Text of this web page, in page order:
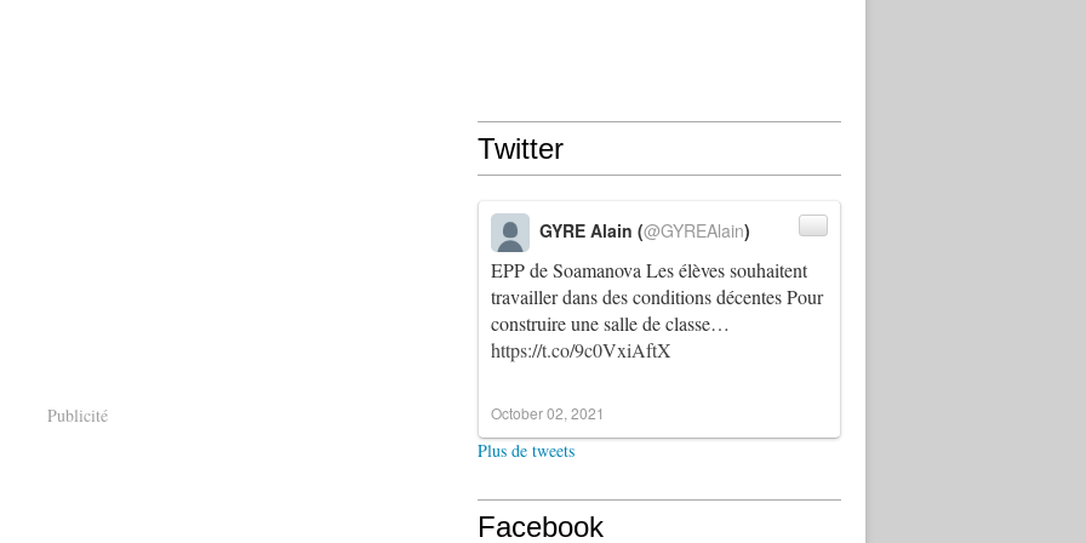
Publicité
Twitter
EPP de Soamanova Les élèves souhaitent
travailler dans des conditions décentes Pour
construire une salle de classe…
https://t.co/9c0VxiAftX
GYRE Alain (@GYREAlain)
October 02, 2021
Plus de tweets
Facebook